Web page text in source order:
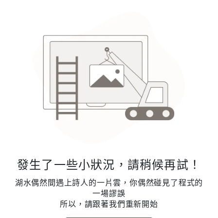
發生了一些小狀況，請稍候再試！
湖水偶然間遇上詩人的一片雲，你偶然碰見了程式的
一場謬誤
所以，請跟著我們重新開始